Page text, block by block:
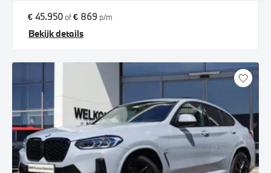
€ 45.950of€ 869 p/m
Bekijk details